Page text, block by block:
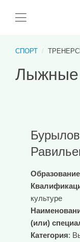
СПОРТ
Лыжные
Образование
культуре
(или)
Категория: